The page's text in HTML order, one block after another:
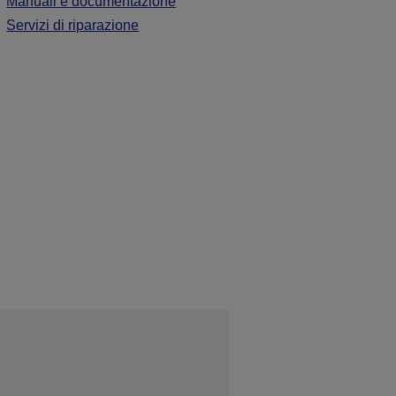
Servizi di riparazione